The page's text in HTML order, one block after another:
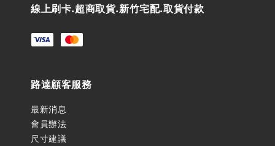
線上刷卡.超商取貨.新竹宅配.取貨付款
路達顧客服務
最新消息
會員辦法
尺寸建議